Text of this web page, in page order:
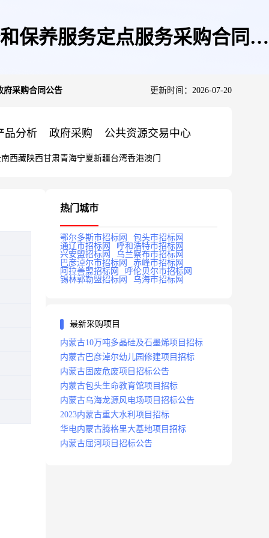
保养服务定点服务采购合同政
府采购合同公告 更新时间：2026-07-20
品分析 政府采购 公共资源交易中心
西藏陕西甘肃青海宁夏新疆台湾香港澳门
热门城市
鄂尔多斯市招标网
包头市招标网
通辽市招标网
呼和浩特市招标网
兴安盟招标网
乌兰察布市招标网
巴彦淖尔市招标网
赤峰市招标网
阿拉善盟招标网
呼伦贝尔市招标网
锡林郭勒盟招标网
乌海市招标网
最新采购项目
内蒙古10万吨多晶硅及石墨烯项目招标
内蒙古巴彦淖尔幼儿园修建项目招标
内蒙古固废危废项目招标公告
内蒙古包头生命教育馆项目招标
内蒙古乌海龙源风电场项目招标公告
2023内蒙古重大水利项目招标
华电内蒙古腾格里大基地项目招标
内蒙古屈河项目招标公告